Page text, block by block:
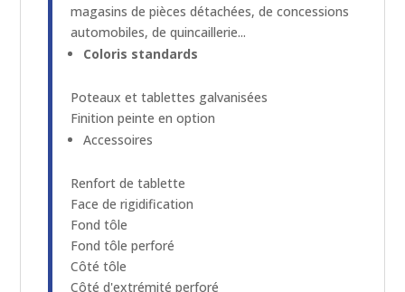
magasins de pièces détachées, de concessions
automobiles, de quincaillerie...
Coloris standards
Poteaux et tablettes galvanisées
Finition peinte en option
Accessoires
Renfort de tablette
Face de rigidification
Fond tôle
Fond tôle perforé
Côté tôle
Côté d'extrémité perforé